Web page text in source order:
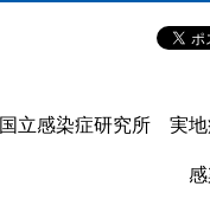
国立感染症研究所 実地